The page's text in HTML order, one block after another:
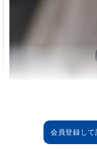
我々のプレーは
た力強い瞬間が